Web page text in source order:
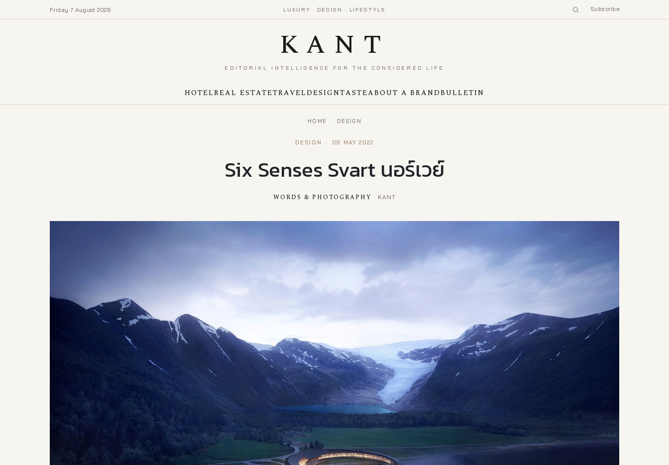
Friday 7 August 2026 LUXURY · DESIGN · LIFESTYLE Subscribe
KANT
EDITORIAL INTELLIGENCE FOR THE CONSIDERED LIFE
HOTELREAL ESTATETRAVELDESIGNTASTEABOUT A BRANDBULLETIN
HOME · DESIGN
DESIGN · 09 MAY 2022
Six Senses Svart นอร์เวย์
WORDS & PHOTOGRAPHY · KANT